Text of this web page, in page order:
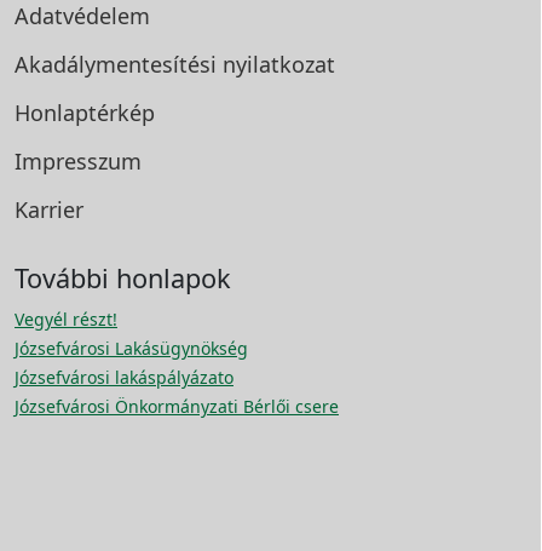
Adatvédelem
Akadálymentesítési nyilatkozat
Honlaptérkép
Impresszum
Karrier
További honlapok
Vegyél részt!
Józsefvárosi Lakásügynökség
Józsefvárosi lakáspályázato
Józsefvárosi Önkormányzati Bérlői csere